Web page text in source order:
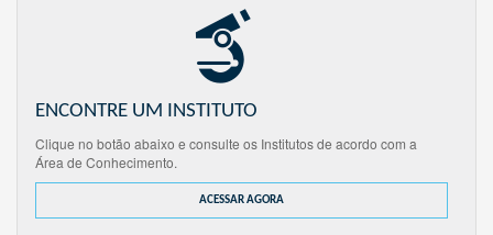
ENCONTRE UM INSTITUTO
Clique no botão abaixo e consulte os Institutos de acordo com a
Área de Conhecimento.
ACESSAR AGORA